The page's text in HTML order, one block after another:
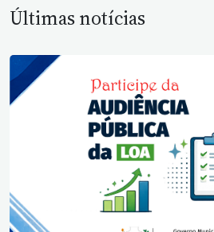
Últimas notícias